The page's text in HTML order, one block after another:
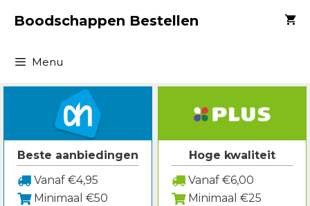
naarBoodschappen Bestellen
Menu
Beste aanbiedingen
Vanaf €4,95
Minimaal €50
Hoge kwaliteit
Vanaf €6,00
Minimaal €25